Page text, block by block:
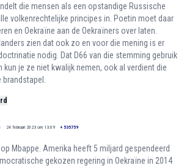
die mensen als een opstandige Russische
volkenrechtelijke principes in. Poetin moet daar
en Oekraïne aan de Oekraïners over laten.
zien dat ook zo en voor die mening is er
nodig. Dat D66 van die stemming gebruik
kun je ze niet kwalijk nemen, ook al verdient die
brandstapel.
24 februari 2023 om 13:09 + 535759
Mbappe. Amerika heeft 5 miljard gespendeerd
gekozen regering in Oekraïne in 2014